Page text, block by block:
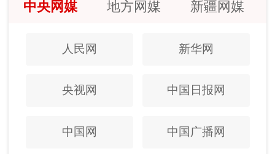
中央网媒 地方网媒 新疆网媒
人民网 新华网
央视网 中国日报网
中国网 中国广播网